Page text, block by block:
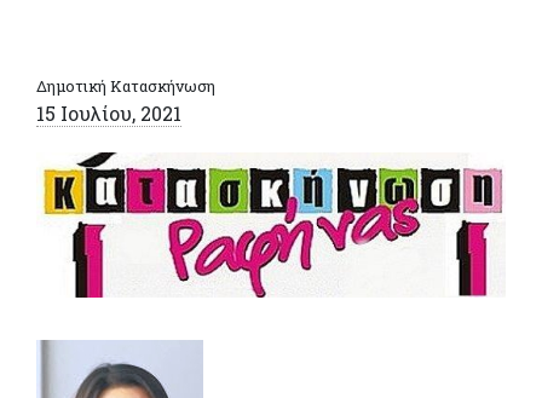
Δημοτική Κατασκήνωση
15 Ιουλίου, 2021